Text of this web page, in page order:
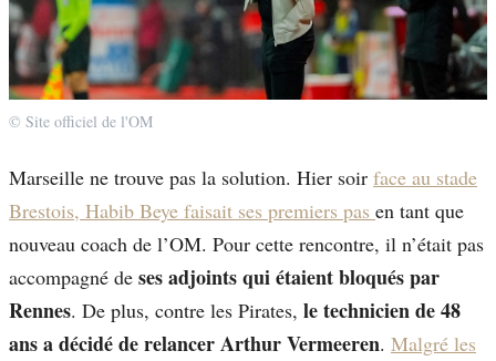
© Site officiel de l'OM
Marseille ne trouve pas la solution. Hier soir face au stade
Brestois, Habib Beye faisait ses premiers pas en tant que
nouveau coach de l’OM. Pour cette rencontre, il n’était pas
accompagné de ses adjoints qui étaient bloqués par
Rennes. De plus, contre les Pirates, le technicien de 48
ans a décidé de relancer Arthur Vermeeren. Malgré les